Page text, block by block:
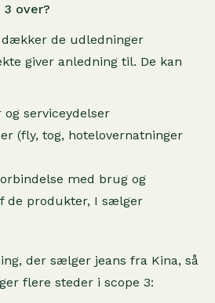
over?
de udledninger
giver anledning til. De kan
og serviceydelser
(fly, tog, hotelovernatninger
med brug og
de produkter, I sælger
der sælger jeans fra Kina, så
flere steder i scope 3: